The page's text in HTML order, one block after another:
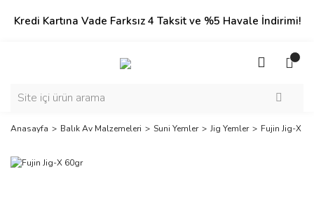
Kredi Kartına Vade Farksız 4 Taksit ve %5 Havale İndirimi!
Anasayfa Balık Av Malzemeleri Suni Yemler Jig Yemler Fujin Jig-X